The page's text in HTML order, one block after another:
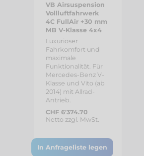
VB Airsuspension
Vollluftfahrwerk
4C FullAir +30 mm
MB V-Klasse 4x4
Luxuriöser
Fahrkomfort und
maximale
Funktionalität. Für
Mercedes-Benz V-
Klasse und Vito (ab
2014) mit Allrad-
Antrieb.
CHF 6'374.70
Netto zzgl. MwSt.
In Anfrageliste legen